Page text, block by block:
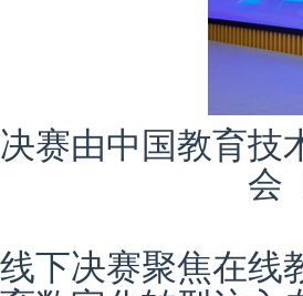
决赛由中国教育技
会
线下决赛聚焦在线